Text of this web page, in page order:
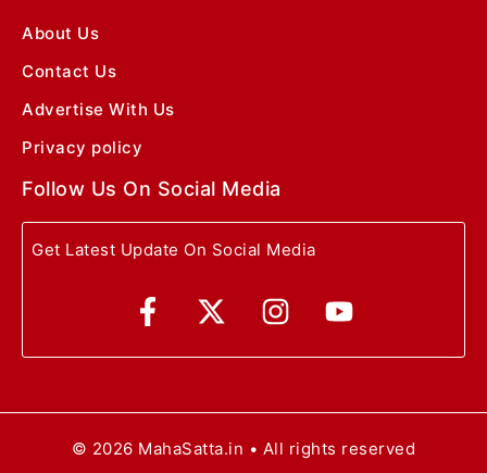
About Us
Contact Us
Advertise With Us
Privacy policy
Follow Us On Social Media
Get Latest Update On Social Media
© 2026 MahaSatta.in • All rights reserved